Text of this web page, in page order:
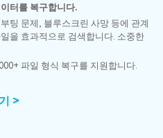
문가
무료 체험
전
터를 복구합니다.
팅 문제, 블루스크린 사망 등에 관계
을 효과적으로 검색합니다. 소중한
파일 형식 복구를 지원합니다.
>